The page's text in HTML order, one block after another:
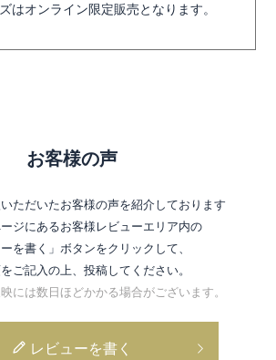
はオンライン限定販売となります。
お客様の声
ただいたお客様の声を紹介しております
ジにあるお客様レビューエリア内の
ーを書く」ボタンをクリックして、
ご記入の上、投稿してください。
には数日ほどかかる場合がございます。
レビューを書く